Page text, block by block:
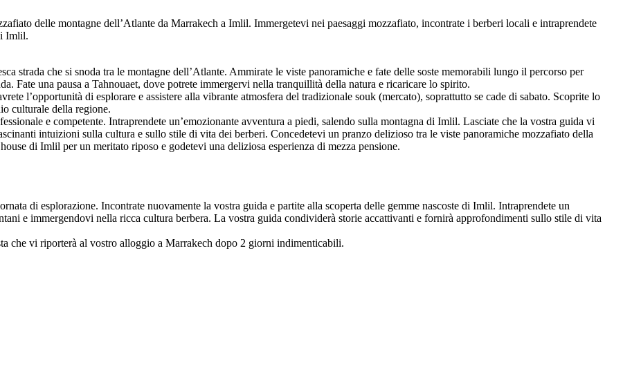
delle montagne dell’Atlante da Marrakech a Imlil. Immergetevi nei paesaggi mozzafiato, incontrate i berberi locali e intraprendete
Imlil.
strada che si snoda tra le montagne dell’Atlante. Ammirate le viste panoramiche e fate delle soste memorabili lungo il percorso per
Fate una pausa a Tahnouaet, dove potrete immergervi nella tranquillità della natura e ricaricare lo spirito.
l’opportunità di esplorare e assistere alla vibrante atmosfera del tradizionale souk (mercato), soprattutto se cade di sabato. Scoprite lo
culturale della regione.
e competente. Intraprendete un’emozionante avventura a piedi, salendo sulla montagna di Imlil. Lasciate che la vostra guida vi
intuizioni sulla cultura e sullo stile di vita dei berberi. Concedetevi un pranzo delizioso tra le viste panoramiche mozzafiato della
di Imlil per un meritato riposo e godetevi una deliziosa esperienza di mezza pensione.
di esplorazione. Incontrate nuovamente la vostra guida e partite alla scoperta delle gemme nascoste di Imlil. Intraprendete un
e immergendovi nella ricca cultura berbera. La vostra guida condividerà storie accattivanti e fornirà approfondimenti sullo stile di vita
che vi riporterà al vostro alloggio a Marrakech dopo 2 giorni indimenticabili.